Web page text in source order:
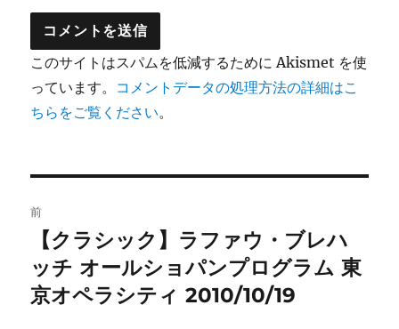
このサイトはスパムを低減するために Akismet を使
っています。 コメントデータの処理方法の詳細はこ
ちらをご覧ください。
稿
ナ
ビ
前
の
投
【クラシック】ラファウ・ブレハ
ッチ オールショパンプログラム 東
京オペラシティ 2010/10/19